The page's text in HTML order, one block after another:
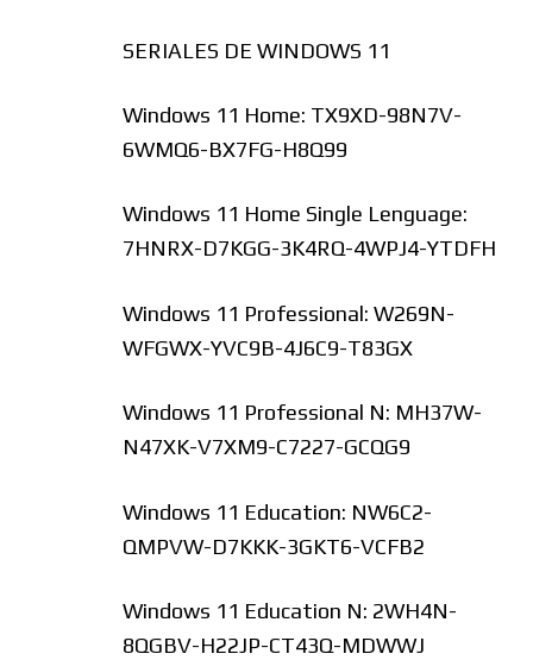
SERIALES DE WINDOWS 11
Windows 11 Home: TX9XD-98N7V-
6WMQ6-BX7FG-H8Q99
Windows 11 Home Single Lenguage:
7HNRX-D7KGG-3K4RQ-4WPJ4-YTDFH
Windows 11 Professional: W269N-
WFGWX-YVC9B-4J6C9-T83GX
Windows 11 Professional N: MH37W-
N47XK-V7XM9-C7227-GCQG9
Windows 11 Education: NW6C2-
QMPVW-D7KKK-3GKT6-VCFB2
Windows 11 Education N: 2WH4N-
8QGBV-H22JP-CT43Q-MDWWJ